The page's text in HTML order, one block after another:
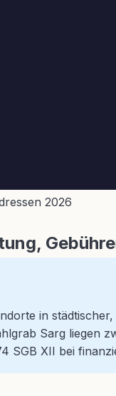
2026
in
Sarg liegen
SGB XII bei